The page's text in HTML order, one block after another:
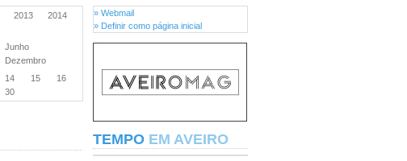
2013
2014
Junho
Dezembro
14 15
16
30
» Webmail
» Definir como página inicial
TEMPO EM AVEIRO